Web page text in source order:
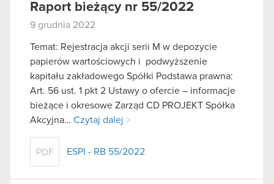
Raport bieżący nr 55/2022
9 grudnia 2022
Temat: Rejestracja akcji serii M w depozycie
papierów wartościowych i podwyższenie
kapitału zakładowego Spółki Podstawa prawna:
Art. 56 ust. 1 pkt 2 Ustawy o ofercie – informacje
bieżące i okresowe Zarząd CD PROJEKT Spółka
Akcyjna… Czytaj dalej
PDF ESPI - RB 55/2022